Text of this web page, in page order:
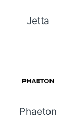
Jetta
Phaeton